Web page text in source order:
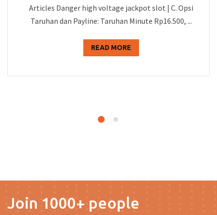
Articles Danger high voltage jackpot slot | C. Opsi
Taruhan dan Payline: Taruhan Minute Rp16.500, ...
READ MORE
Join 1000+ people